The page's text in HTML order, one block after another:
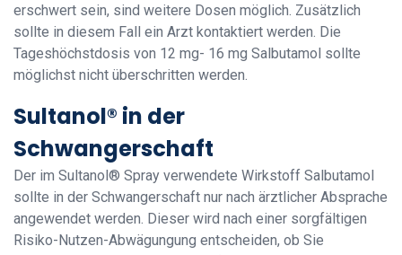
erschwert sein, sind weitere Dosen möglich. Zusätzlich
sollte in diesem Fall ein Arzt kontaktiert werden. Die
Tageshöchstdosis von 12 mg- 16 mg Salbutamol sollte
möglichst nicht überschritten werden.
Sultanol® in der
Schwangerschaft
Der im Sultanol® Spray verwendete Wirkstoff Salbutamol
sollte in der Schwangerschaft nur nach ärztlicher Absprache
angewendet werden. Dieser wird nach einer sorgfältigen
Risiko-Nutzen-Abwägungung entscheiden, ob Sie